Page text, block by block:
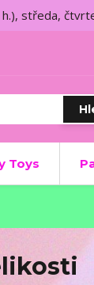
středa,
Toys